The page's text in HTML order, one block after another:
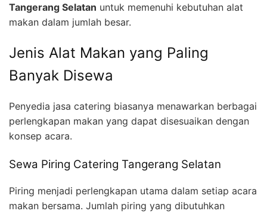
Tangerang Selatan untuk memenuhi kebutuhan alat
makan dalam jumlah besar.
Jenis Alat Makan yang Paling
Banyak Disewa
Penyedia jasa catering biasanya menawarkan berbagai
perlengkapan makan yang dapat disesuaikan dengan
konsep acara.
Sewa Piring Catering Tangerang Selatan
Piring menjadi perlengkapan utama dalam setiap acara
makan bersama. Jumlah piring yang dibutuhkan